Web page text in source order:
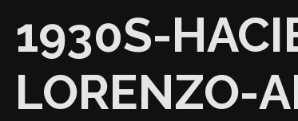
1930S-
LORENZO-